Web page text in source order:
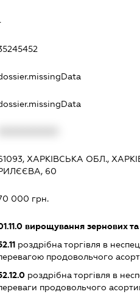
ХАРКІВСЬКА ОБЛ.,
60
000 грн.
вирощування зернових та
роздрібна торгівля в
продовольчого
роздрібна торгівля в
продовольчого